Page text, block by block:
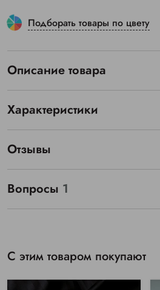
Подборать товары по цвету
Описание товара
Характеристики
Отзывы
Вопросы 1
С этим товаром покупают